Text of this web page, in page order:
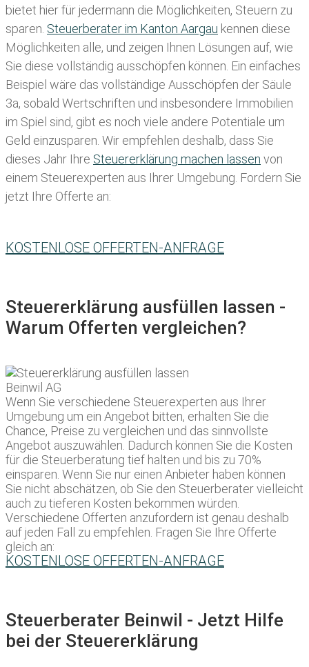
bietet hier für jedermann die Möglichkeiten, Steuern zu
sparen. Steuerberater im K anton Aargau kennen diese
Möglichkeiten alle, und zeigen Ihnen Lösungen auf, wie
Sie diese vollständig ausschöpfen können. Ein einfaches
Beispiel wäre das vollständige Ausschöpfen der Säule
3a, sobald Wertschriften und insbesondere Immobilien
im Spiel sind, gibt es noch viele andere Potentiale um
Geld einzusparen. Wir empfehlen deshalb, dass Sie
dieses Jahr Ihre Steuererklärung machen lassen von
einem Steuerexperten aus Ihrer Umgebung. Fordern Sie
jetzt Ihre Offerte an:
KOSTENLOSE OFFERTEN-ANFRAGE
Steuererklärung ausfüllen lassen -
Warum Offerten vergleichen?
Wenn Sie verschiedene Steuerexperten aus Ihrer
Umgebung um ein Angebot bitten, erhalten Sie die
Chance, Preise zu vergleichen und das sinnvollste
Angebot auszuwählen. Dadurch können Sie die Kosten
für die Steuerberatung tief halten und bis zu 70%
einsparen. Wenn Sie nur einen Anbieter haben können
Sie nicht abschätzen, ob Sie den Steuerberater vielleicht
auch zu tieferen Kosten bekommen würden.
Verschiedene Offerten anzufordern ist genau deshalb
auf jeden Fall zu empfehlen. Fragen Sie Ihre Offerte
gleich an:
KOSTENLOSE OFFERTEN-ANFRAGE
Steuerberater Beinwil - Jetzt Hilfe
bei der Steuererklärung